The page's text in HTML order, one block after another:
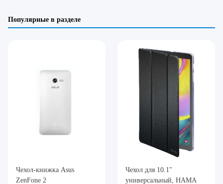
Популярные в разделе
Чехол-книжка Asus
ZenFone 2
Чехол для 10.1"
универсальный, HAMA